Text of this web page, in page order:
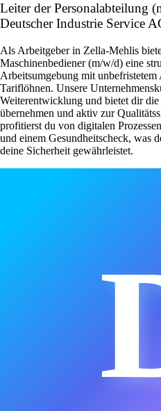
Leiter der Personalabteilung
Deutscher Industrie Service
Als Arbeitgeber in Zella-Mehlis
Maschinenbediener (m/w/d) eine
Arbeitsumgebung mit
Tariflöhnen. Unsere
Weiterentwicklung und bietet dir
übernehmen und aktiv zur
profitierst du von digitalen
und einem Gesundheitscheck, was
deine Sicherheit gewährleistet.